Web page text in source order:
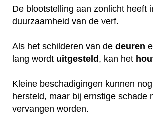
De blootstelling aan zonlicht heeft
duurzaamheid van de verf.
Als het schilderen van de deuren
lang wordt uitgesteld, kan het
Kleine beschadigingen kunnen
hersteld, maar bij ernstige schade
vervangen worden.